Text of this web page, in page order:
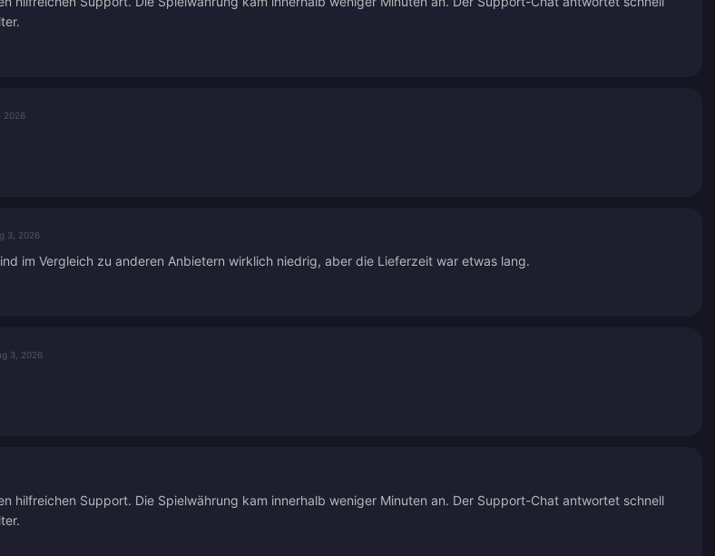
2026
3, 2026
im Vergleich zu anderen Anbietern wirklich niedrig, aber die Lieferzeit war etwas lang.
3, 2026
hilfreichen Support. Die Spielwährung kam innerhalb weniger Minuten an. Der Support-Chat antwortet schnell